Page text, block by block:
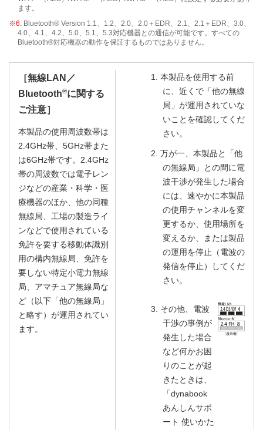
ます。
※6. Bluetooth® Version 1.1、1.2、2.0、2.0＋EDR、2.1、2.1＋EDR、3.0、
4.0、4.1、4.2、5.0、5.1、5.3対応機器との通信が可能です。すべての
Bluetooth®対応機器の動作を保証するものではありません。
［無線LAN／
Bluetooth®に関する
ご注意］
本製品の使用周波数帯は
2.4GHz帯、5GHz帯また
は6GHz帯です。2.4GHz
帯の周波数では電子レン
ジなどの産業・科学・医
療機器のほか、他の同種
無線局、工場の製造ライ
ンなどで使用されている
免許を要する移動体識別
用の構内無線局、免許を
要しない特定小電力無線
局、アマチュア無線局な
ど（以下「他の無線局」
と略す）が運用されてい
ます。
1. 本製品を使用する前
に、近くで「他の無線
局」が運用されていな
いことを確認してくだ
さい。
2. 万が一、本製品と「他
の無線局」との間に電
波干渉が発生した場合
には、速やかに本製品
の使用チャンネルを変
更するか、使用場所を
変えるか、または製品
の運用を停止（電波の
発信を停止）してくだ
さい。
3. その他、電波
干渉の事例が
発生した場合
など何かお困
りのことが起
きたときは、
「dynabook
あんしんサポ
ート 使いかた